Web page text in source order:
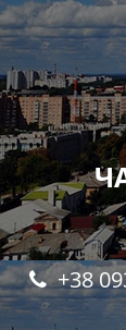
+38